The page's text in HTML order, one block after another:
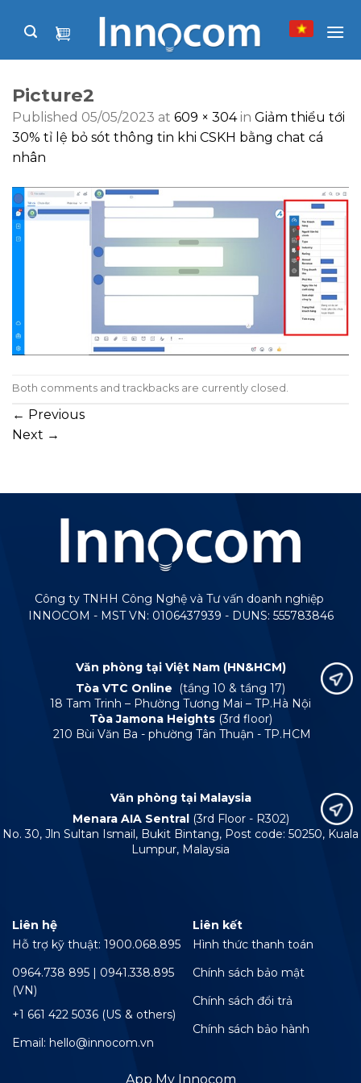
Picture2
Published 05/05/2023 at 609 × 304in Giảm thiểu tới
30% tỉ lệ bỏ sót thông tin khi CSKH bằng chat cá
nhân
Both comments and trackbacks are currently closed.
← Previous
Next →
Công ty TNHH Công Nghệ và Tư vấn doanh nghiệp
INNOCOM - MST VN: 0106437939 - DUNS: 555783846
Văn phòng tại Việt Nam (HN&HCM)
Tòa VTC Online
(tầng 10 & tầng 17)
18 Tam Trinh – Phường Tương Mai – TP.Hà Nội
Tòa Jamona Heights (3rd floor)
210 Bùi Văn Ba - phường Tân Thuận - TP.HCM
Văn phòng tại Malaysia
Menara AIA Sentral (3rd Floor - R302)
No. 30, Jln Sultan Ismail, Bukit Bintang, Post code: 50250, Kuala
Lumpur, Malaysia
Liên hệ
Hỗ trợ kỹ thuật: 1900.068.895
0964.738 895 | 0941.338.895
(VN)
+1 661 422 5036 (US & others)
Email: hello@innocom.vn
Liên kết
Hình thức thanh toán
Chính sách bảo mật
Chính sách đổi trả
Chính sách bảo hành
App My Innocom